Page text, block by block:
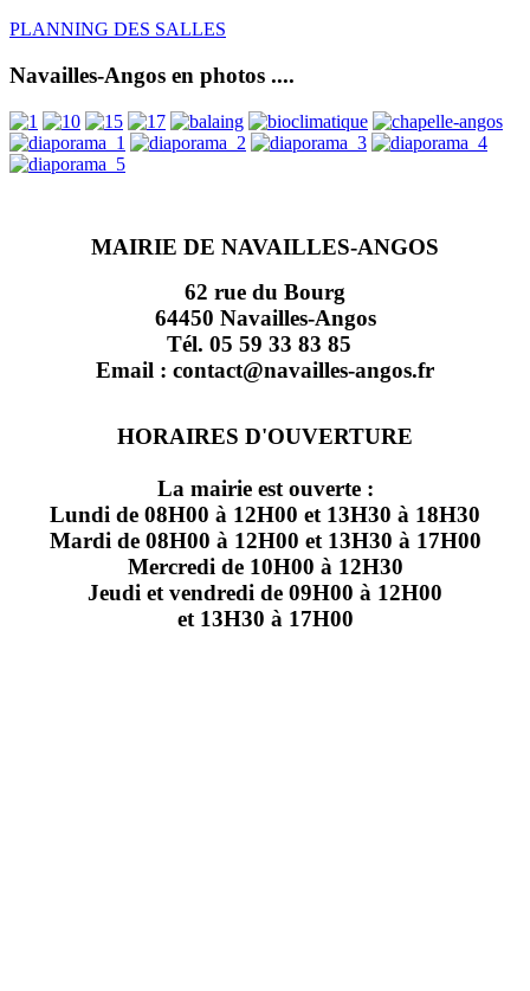
PLANNING DES SALLES
Navailles-Angos en photos ....
MAIRIE DE NAVAILLES-ANGOS
62 rue du Bourg
64450 Navailles-Angos
Tél. 05 59 33 83 85
Email : contact@navailles-angos.fr
HORAIRES D'OUVERTURE
La mairie est ouverte :
Lundi de 08H00 à 12H00 et 13H30 à 18H30
Mardi de 08H00 à 12H00 et 13H30 à 17H00
Mercredi de 10H00 à 12H30
Jeudi et vendredi de 09H00 à 12H00
et 13H30 à 17H00